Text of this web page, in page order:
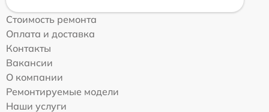
Стоимость ремонта
Оплата и доставка
Контакты
Вакансии
О компании
Ремонтируемые модели
Наши услуги